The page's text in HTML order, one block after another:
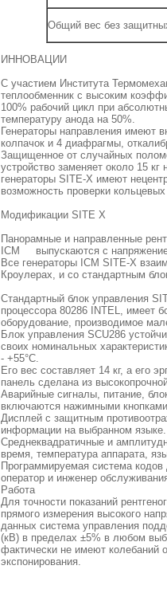
Общий вес без
ИННОВАЦИИ
С участием Института
теплообменник с высоким
100% рабочий цикл при
температуру анода на 50%.
Генераторы направления имеют
колпачок и 4 диафрагмы,
Защищенное от случайных
устройство заменяет около 15
генераторы SITE-X имеют
возможность проверки
Модификации SITE X
Панорамные и направленные
ICM выпускаются с
Все генераторы ICM SITE-X
Кроулерах, и со стандартным
Стандартный блок управления
процессора 80286 INTEL, имеет
оборудование, производимое
Блок управления SCU286
своих номинальных
- +55°С.
Его вес составляет 14 кг, а его
панель сделана из
Аварийные сигналы, питание,
включаются нажимными
Дисплей с защитным
информации на выбранном языке.
Среднеквадратичные и
время, температура аппарата,
Программируемая система
оператор и инженер
Работа
Для точности показаний
прямого измерения высокого
данных система управления
(кВ) в пределах ±5% в любом
фактически не имеют колебаний
экспонирования.